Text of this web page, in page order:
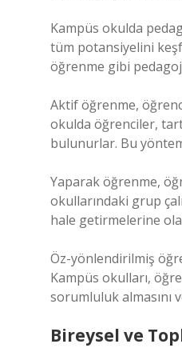
Kampüs okulda
tüm potansiyelini
öğrenme gibi
Aktif öğrenme,
okulda öğrenciler,
bulunurlar. Bu
Yaparak öğrenme,
okullarındaki grup
hale getirmelerine
Öz-yönlendirilmiş
Kampüs okulları,
sorumluluk almasını
Bireysel ve